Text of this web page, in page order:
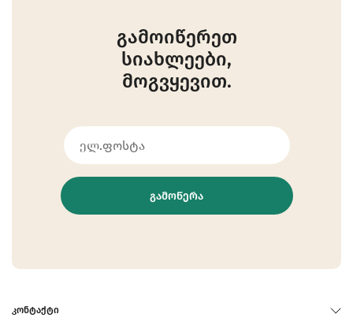
გამოიწერეთ
სიახლეები,
მოგვყევით.
ᲒᲐᲛᲝᲬᲔᲠᲐ
ᲙᲝᲜᲢᲐᲥᲢᲘ